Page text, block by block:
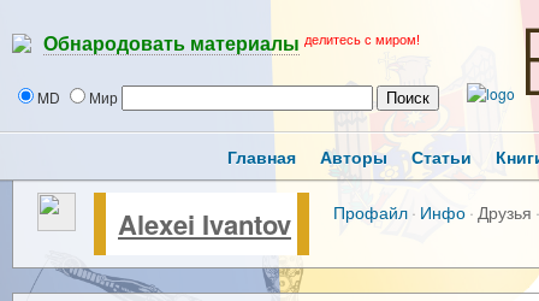
Обнародовать материалы делитесь с миром!
MD Мир
Главная Авторы Статьи
Alexei Ivantov Профайл· Инфо· Друзья ·